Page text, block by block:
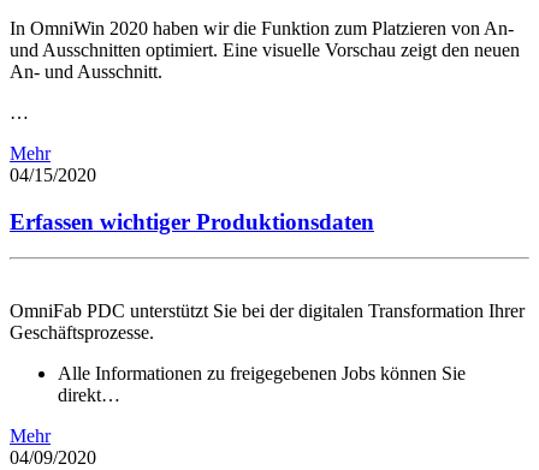
In OmniWin 2020 haben wir die Funktion zum Platzieren von An-
und Ausschnitten optimiert. Eine visuelle Vorschau zeigt den neuen
An- und Ausschnitt.
…
Mehr
04/15/2020
Erfassen wichtiger Produktionsdaten
OmniFab PDC unterstützt Sie bei der digitalen Transformation Ihrer
Geschäftsprozesse.
Alle Informationen zu freigegebenen Jobs können Sie
direkt…
Mehr
04/09/2020